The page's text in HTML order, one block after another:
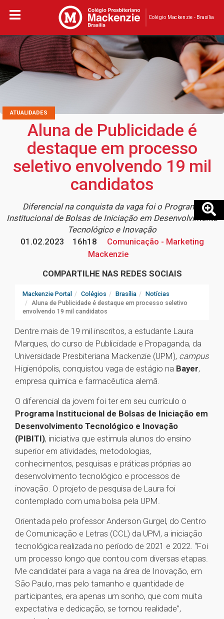
Colégio Mackenzie - Brasília
ATUALIDADES
Aluna de Publicidade é
destaque em processo
seletivo envolvendo 19 mil
candidatos
Diferencial na conquista da vaga foi o Programa
Institucional de Bolsas de Iniciação em Desenvolvimento
Tecnológico e Inovação
01.02.2023
16h18
Comunicação - Marketing
Mackenzie
COMPARTILHE NAS REDES SOCIAIS
Mackenzie Portal Colégios Brasília
Notícias
Aluna de Publicidade é destaque em processo seletivo
envolvendo 19 mil candidatos
Dentre mais de 19 mil inscritos, a estudante Laura
Marques, do curso de Publicidade e Propaganda, da
Universidade Presbiteriana Mackenzie (UPM), campus
Higienópolis, conquistou vaga de estágio na Bayer,
empresa química e farmacêutica alemã.
O diferencial da jovem foi ter em seu currículo o
Programa Institucional de Bolsas de Iniciação em
Desenvolvimento Tecnológico e Inovação
(PIBITI), iniciativa que estimula alunos do ensino
superior em atividades, metodologias,
conhecimentos, pesquisas e práticas próprias ao
desenvolvimento tecnológico e processos de
inovação. O projeto de pesquisa de Laura foi
contemplado com uma bolsa pela UPM.
Orientada pelo professor Anderson Gurgel, do Centro
de Comunicação e Letras (CCL) da UPM, a iniciação
tecnológica realizada no período de 2021 e 2022. “Foi
um processo longo que contou com diversas etapas.
Me candidatei para a vaga na área de Inovação, em
São Paulo, mas pelo tamanho e quantidade de
participantes, era apenas um sonho, que com muita
expectativa e dedicação, se tornou realidade”,